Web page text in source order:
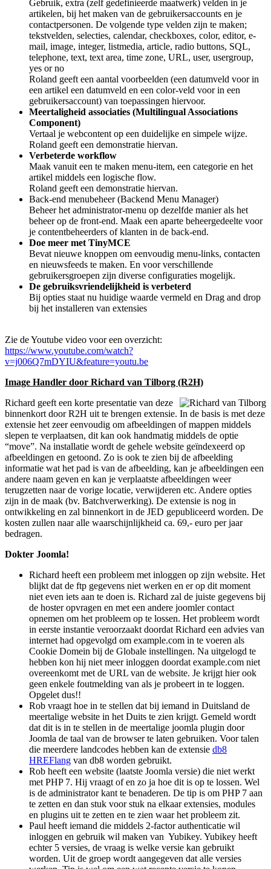
Gebruik, extra (zelf gedefinieerde maatwerk) velden in je
artikelen, bij het maken van de gebruikersaccounts en je
contactpersonen. De volgende type velden zijn te maken;
tekstvelden, selecties, calendar, checkboxes, color, editor, e-
mail, image, integer, listmedia, article, radio buttons, SQL,
telephone, text, text area, time zone, URL, user, usergroup,
yes or no
Roland geeft een aantal voorbeelden (een datumveld voor in
een artikel een datumveld en een color-veld voor in een
gebruikersaccount) van toepassingen hiervoor.
Meertaligheid associaties (Multilingual Associations
Component)
Vertaal je webcontent op een duidelijke en simpele wijze.
Roland geeft een demonstratie hiervan.
Verbeterde workflow
Maak vanuit een te maken menu-item, een categorie en het
artikel middels een logische flow.
Roland geeft een demonstratie hiervan.
Back-end menubeheer (Backend Menu Manager)
Beheer het administrator-menu op dezelfde manier als het
beheer op de front-end. Maak een aparte beheergedeelte voor
je contentbeheerders of klanten in de back-end.
Doe meer met TinyMCE
Bevat nieuwe knoppen om eenvoudig menu-links, contacten
en nieuwsfeeds te maken. En voor verschillende
gebruikersgroepen zijn diverse configuraties mogelijk.
De gebruiksvriendelijkheid is verbeterd
Bij opties staat nu huidige waarde vermeld en Drag and drop
bij het installeren van extensies
Zie de Youtube video voor een overzicht:
https://www.youtube.com/watch?
v=j006Q7mDYIU&feature=youtu.be
Image Handler door Richard van Tilborg (R2H)
Richard geeft een korte presentatie van deze
binnenkort door R2H uit te brengen extensie. In de basis is met deze
extensie het zeer eenvoudig om afbeeldingen of mappen middels
slepen te verplaatsen, dit kan ook handmatig middels de optie
“move”. Na installatie wordt de gehele website geïndexeerd op
afbeeldingen en getoond. Zo is ook te zien bij de afbeelding
informatie wat het pad is van de afbeelding, kan je afbeeldingen een
andere naam geven en kan je verplaatste afbeeldingen weer
terugzetten naar de vorige locatie, verwijderen etc. Andere opties
zijn in de maak (bv. Batchverwerking). De extensie is nog in
ontwikkeling en zal binnenkort in de JED gepubliceerd worden. De
kosten zullen naar alle waarschijnlijkheid ca. 69,- euro per jaar
bedragen.
Dokter Joomla!
Richard heeft een probleem met inloggen op zijn website. Het
blijkt dat de ftp gegevens niet werken en er op dit moment
niet even iets aan te doen is. Richard zal de juiste gegevens bij
de hoster opvragen en met een andere joomler contact
opnemen om het probleem op te lossen. Het probleem wordt
in eerste instantie veroorzaakt doordat Richard een advies van
internet had opgevolgd om example.com in te voeren als
Cookie Domein bij de Globale instellingen. Na uitgelogd te
hebben kon hij niet meer inloggen doordat example.com niet
overeenkomt met de URL van de website. Je krijgt hier ook
geen enkele foutmelding van als je probeert in te loggen.
Opgelet dus!!
Rob vraagt hoe in te stellen dat bij iemand in Duitsland de
meertalige website in het Duits te zien krijgt. Gemeld wordt
dat dit is in te stellen in de meertalige joomla plugin door
Joomla de taal van de browser te laten gebruiken. Voor talen
die meerdere landcodes hebben kan de extensie db8
HREFlang van db8 worden gebruikt.
Rob heeft een website (laatste Joomla versie) die niet werkt
met PHP 7. Hij vraagt of en zo ja hoe dit is op te lossen. Wel
is de administrator kant te benaderen. De tip is om PHP 7 aan
te zetten en dan stuk voor stuk na elkaar extensies, modules
en plugins uit te zetten en te zien waar het probleem zit.
Paul heeft iemand die middels 2-factor authenticatie wil
inloggen en gebruik wil maken van Yubikey. Yubikey heeft
echter 5 versies, de vraag is welke versie kan gebruikt
worden. Uit de groep wordt aangegeven dat alle versies